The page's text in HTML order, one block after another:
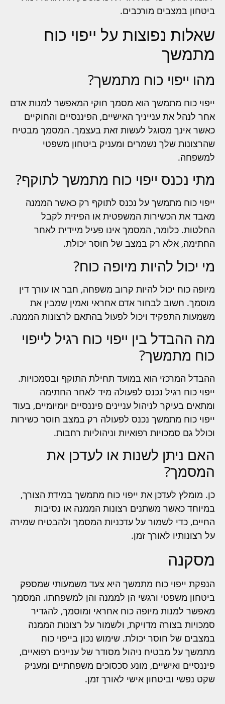
ביטחון במצבים מורכבים.
שאלות נפוצות על ייפוי כוח
מתמשך
מהו ייפוי כוח מתמשך?
ייפוי כוח מתמשך הוא מסמך חוקי המאפשר למנות אדם
אחר לנהל את ענייניך האישיים, הפיננסיים והחוקיים
כאשר אינך מסוגל לעשות זאת בעצמך. המסמך מבטיח
שהרצונות שלך נשמרים ומעניק ביטחון משפטי
למשפחה.
מתי נכנס ייפוי כוח מתמשך לתוקף?
ייפוי כוח מתמשך על נכנס לתוקף רק כאשר הממנה
מאבד את הכשירות המשפטית או הפיזית לקבל
החלטות. כלומר, המסמך אינו פעיל מיידית לאחר
החתימה, אלא רק במצב של חוסר יכולת.
מי יכול להיות מיופה כוח?
מיופה כוח יכול להיות קרוב משפחה, חבר או עורך דין
מוסמך. חשוב לבחור אדם אחראי ואמין שמבין את
משמעות התפקיד ויכול לפעול בהתאם לרצונות הממנה.
מה ההבדל בין ייפוי כוח רגיל לייפוי
כוח מתמשך?
ההבדל המרכזי הוא במועד תחילת התוקף ובסמכויות.
ייפוי כוח רגיל נכנס לפעולה מיד לאחר החתימה
ומתאים בעיקר לניהול עניינים פיננסיים יומיומיים, בעוד
ייפוי כוח מתמשך נכנס לפעולה רק במצב חוסר כשירות
וכולל גם סמכויות רפואיות וניהוליות רחבות.
האם ניתן לשנות או לעדכן את
המסמך?
כן. מומלץ לעדכן את ייפוי כוח מתמשך במידת הצורך,
במיוחד כאשר משתנים רצונות הממנה או נסיבות
החיים, כדי לשמור על עדכניות המסמך ולהבטיח שמירה
על רצונותיו לאורך זמן.
מסקנה
הנפקת ייפוי כוח מתמשך היא צעד משמעותי שמספק
ביטחון משפטי ורגשי הן לממנה והן למשפחתו. המסמך
מאפשר למנות מיופה כוח אחראי ומוסמך, להגדיר
סמכויות בצורה מדויקת, ולשמור על רצונות הממנה
במצבים של חוסר יכולת. שימוש נכון בייפוי כוח
מתמשך על מבטיח ניהול מסודר של עניינים רפואיים,
פיננסיים ואישיים, מונע סכסוכים משפחתיים ומעניק
שקט נפשי וביטחון אישי לאורך זמן.